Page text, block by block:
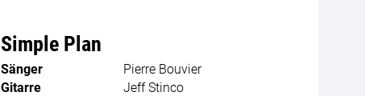
Simple Plan
Sänger
Pierre Bouvier
Gitarre
Jeff Stinco